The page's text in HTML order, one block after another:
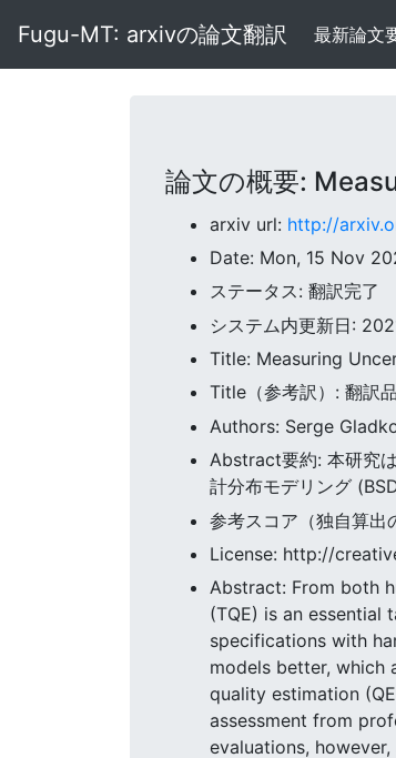
Fugu-MT: arxivの論文翻訳 最新論文
論文の概要:
arxiv url: http://
Date: Mon, 15 Nov
ステータス: 翻訳完了
システム内更新日:
Title: Measuring
Title（参考訳）: 翻訳
Authors: Serge
Abstract要約: 本研究
計分布モデリング
参考スコア（独自算
License: http://
Abstract: From both
(TQE) is an essential
specifications with
models better, which
quality estimation
assessment from
evaluations,